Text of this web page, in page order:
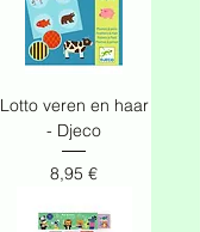
Lotto veren en haar
- Djeco
Prix
8,95 €